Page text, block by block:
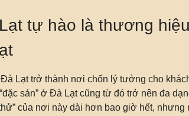
tự hào là thương
Lạt trở thành nơi chốn lý tưởng cho
sản” ở Đà Lạt cũng từ đó trở nên đa
của nơi này dài hơn bao giờ hết, nhưng